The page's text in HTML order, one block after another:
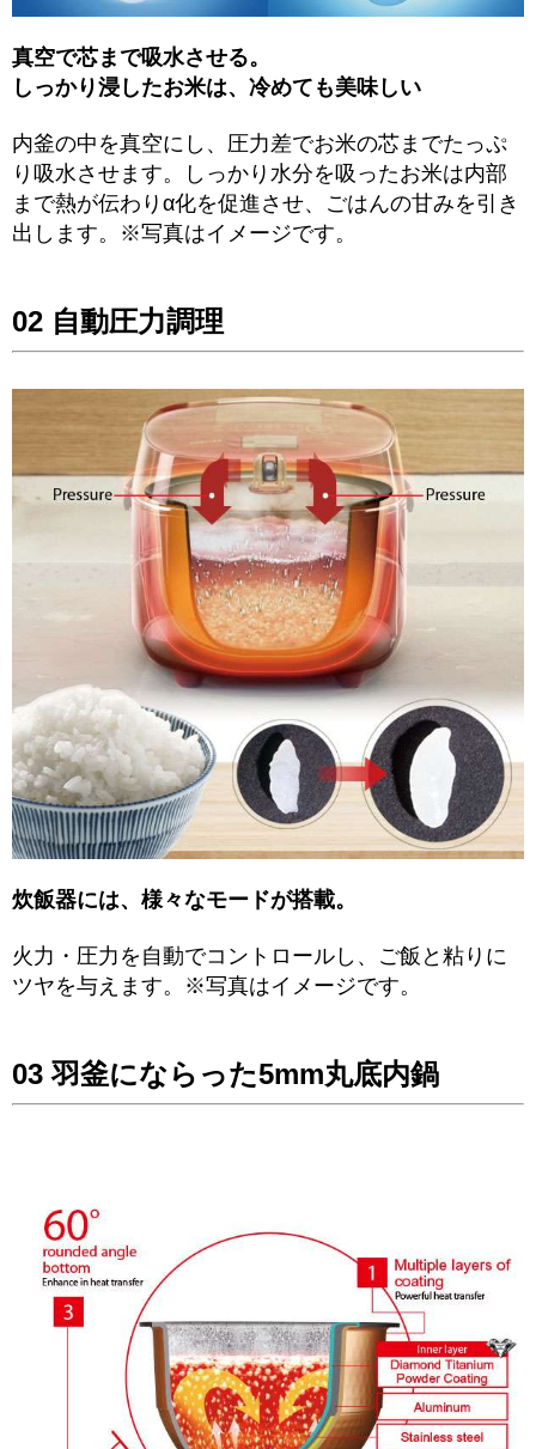
真空で芯まで吸水させる。
しっかり浸したお米は、冷めても美味しい
内釜の中を真空にし、圧力差でお米の芯までたっぷ
り吸水させます。しっかり水分を吸ったお米は内部
まで熱が伝わりα化を促進させ、ごはんの甘みを引き
出します。※写真はイメージです。
02 自動圧力調理
炊飯器には、様々なモードが搭載。
火力・圧力を自動でコントロールし、ご飯と粘りに
ツヤを与えます。※写真はイメージです。
03 羽釜にならった5mm丸底内鍋